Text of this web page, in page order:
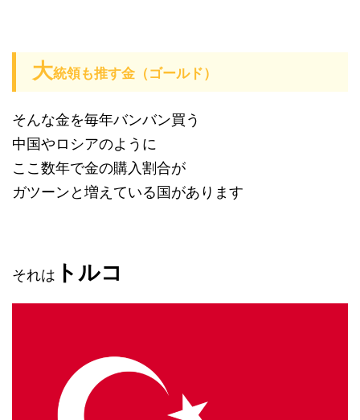
大統領も推す金（ゴールド）
そんな金を毎年バンバン買う
中国やロシアのように
ここ数年で金の購入割合が
ガツーンと増えている国があります
それは トルコ